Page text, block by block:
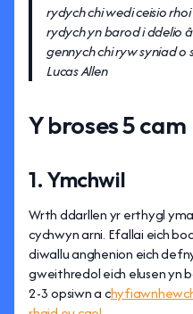
rydych chi wedi ceisio
rydych yn barod i ddelio
gennych chi ryw syniad
Lucas Allen
Y broses 5 cam
1. Ymchwil
Wrth ddarllen yr erthygl
cychwyn arni. Efallai eich
diwallu anghenion eich
gweithredol eich elusen yn
2-3 opsiwn a c